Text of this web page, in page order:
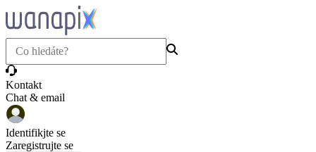
Kontakt
Chat & email
Identifikjte se
Zaregistrujte se